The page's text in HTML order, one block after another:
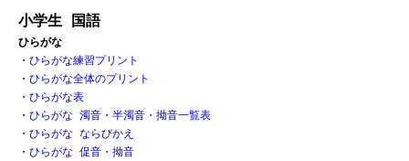
小学生 国語
ひらがな
・ ひらがな練習プリント
・ ひらがな全体のプリント
・ ひらがな表
・ ひらがな 濁音・半濁音・拗音一覧表
・ ひらがな ならびかえ
・ ひらがな 促音・拗音